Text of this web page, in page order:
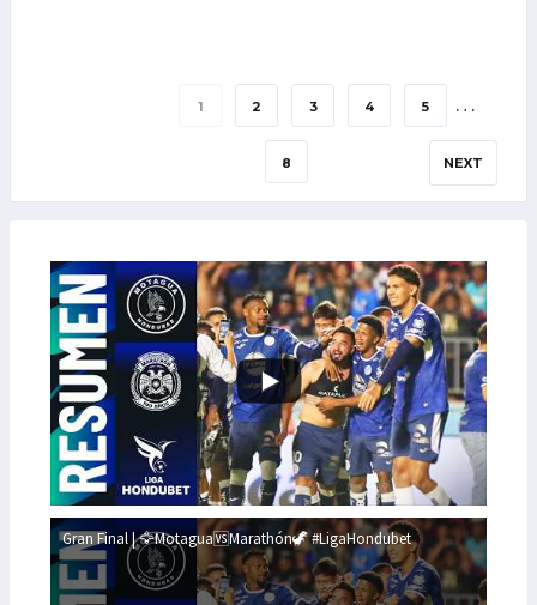
1 2 3 4 5 …
8 NEXT
Gran Final | 🦅Motagua🆚Marathón🦖 #LigaHondubet